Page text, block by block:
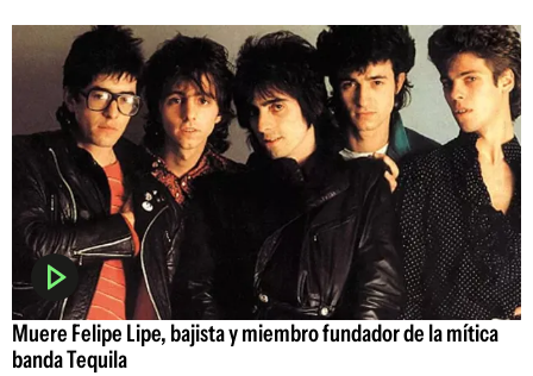
Muere Felipe Lipe, bajista y miembro fundador de la mítica
banda Tequila